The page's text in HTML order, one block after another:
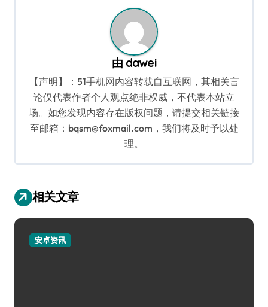
由 dawei
【声明】：51手机网内容转载自互联网，其相关言
论仅代表作者个人观点绝非权威，不代表本站立
场。如您发现内容存在版权问题，请提交相关链接
至邮箱：bqsm@foxmail.com，我们将及时予以处
理。
相关文章
安卓资讯